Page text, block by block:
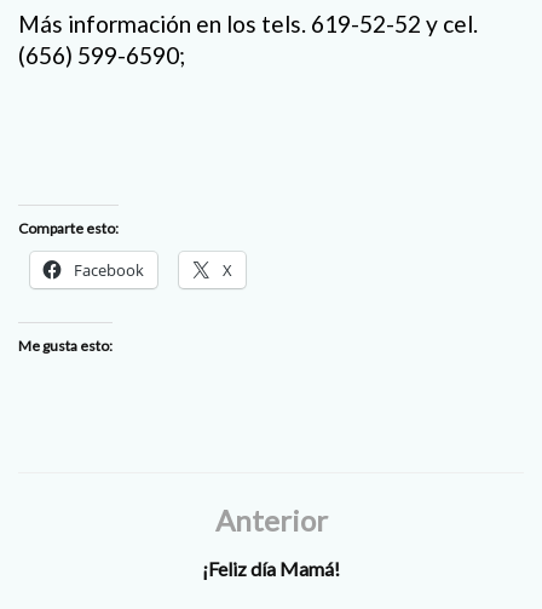
Más información en los tels. 619-52-52 y cel.
(656) 599-6590;
Comparte esto:
Facebook X
Me gusta esto:
Anterior
¡Feliz día Mamá!